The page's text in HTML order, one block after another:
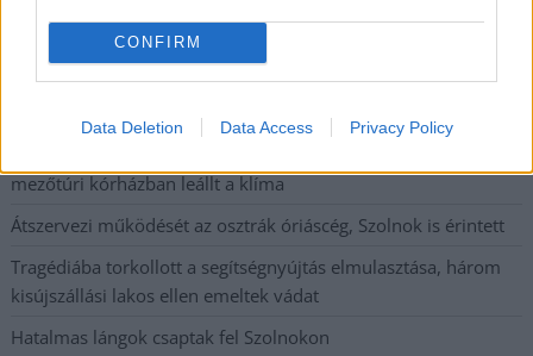
CONFIRM
Data Deletion Data Access Privacy Policy
a Paraméter közös riportfilmje a Sajó szennyezéséről
Tánccal, zeneszóval és vásárral telik meg Jászberény, indul a
mezőtúri kórházban leállt a klíma
Átszervezi működését az osztrák óriáscég, Szolnok is érintett
Tragédiába torkollott a segítségnyújtás elmulasztása, három
kisújszállási lakos ellen emeltek vádat
Hatalmas lángok csaptak fel Szolnokon